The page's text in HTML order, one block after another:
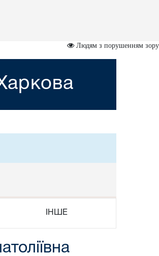
Людям з порушенням зору
ІНШЕ